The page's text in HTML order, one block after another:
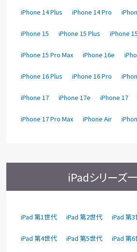
iPhone 14 Plus iPhone 14 Pro
iPhone 15 iPhone 15 Plus iPhone
iPhone 15 Pro Max iPhone 16e
iPhone 16 Plus iPhone 16 Pro
iPhone 17 iPhone 17e iPhone 17
iPhone 17 Pro Max iPhone Air
iPadシリーズ
iPad 第1世代 iPad 第2世代 iPad 第
iPad 第4世代 iPad 第5世代 iPad 第